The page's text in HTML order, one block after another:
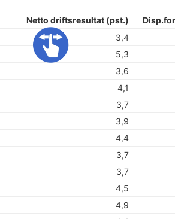
Netto driftsresultat (pst.)
Disp.fond
3,4
5,3
3,6
4,1
3,7
3,9
4,4
3,7
3,7
4,5
4,9